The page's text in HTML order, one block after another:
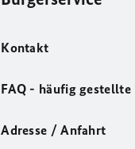
Kontakt
FAQ - häufig gestellte
Adresse / Anfahrt